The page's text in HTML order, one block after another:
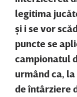
legitima
şi i se vor
puncte se
campionatul
urmând ca,
de întârziere